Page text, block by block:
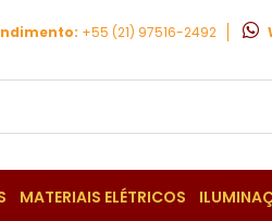
+55 (21) 97516-2492
MATERIAIS ELÉTRICOS